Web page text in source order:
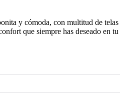
y cómoda, con multitud de
que siempre has deseado en tu